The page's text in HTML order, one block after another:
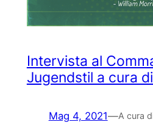
Intervista al
Jugendstil a cura
Mag 4, 2021—A cura